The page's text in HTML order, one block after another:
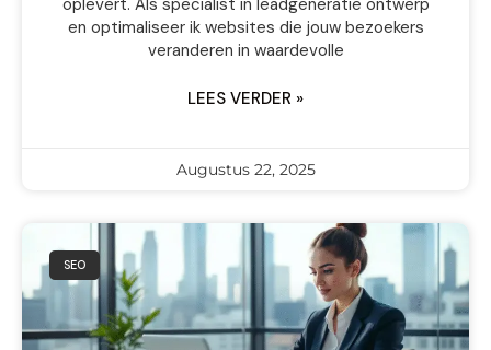
oplevert. Als specialist in leadgeneratie ontwerp
en optimaliseer ik websites die jouw bezoekers
veranderen in waardevolle
LEES VERDER »
Augustus 22, 2025
SEO